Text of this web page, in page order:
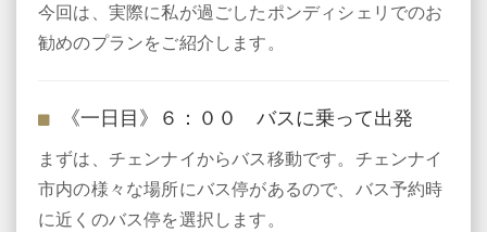
今回は、実際に私が過ごしたポンディシェリでのお
勧めのプランをご紹介します。
《一日目》６：００ バスに乗って出発
まずは、チェンナイからバス移動です。チェンナイ
市内の様々な場所にバス停があるので、バス予約時
に近くのバス停を選択します。